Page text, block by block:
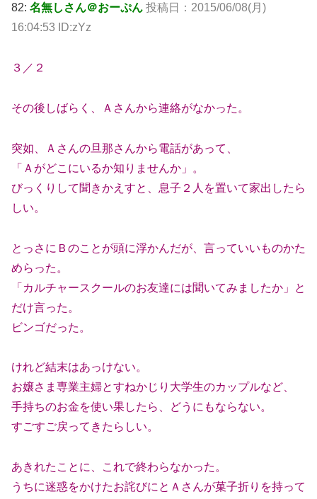
82: 名無しさん＠おーぷん 投稿日：2015/06/08(月)
16:04:53 ID:zYz
３／２
その後しばらく、Ａさんから連絡がなかった。
突如、Ａさんの旦那さんから電話があって、
「Ａがどこにいるか知りませんか」。
びっくりして聞きかえすと、息子２人を置いて家出したら
しい。
とっさにＢのことが頭に浮かんだが、言っていいものかた
めらった。
「カルチャースクールのお友達には聞いてみましたか」と
だけ言った。
ビンゴだった。
けれど結末はあっけない。
お嬢さま専業主婦とすねかじり大学生のカップルなど、
手持ちのお金を使い果したら、どうにもならない。
すごすご戻ってきたらしい。
あきれたことに、これで終わらなかった。
うちに迷惑をかけたお詫びにとＡさんが菓子折りを持って